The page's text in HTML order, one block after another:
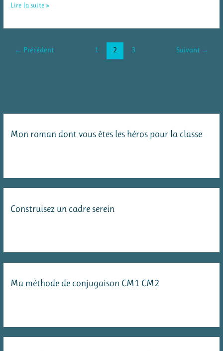
Fête
Lire la suite »
← Précédent 1 2 3 Suivant →
Mon roman dont vous êtes les héros pour la classe
Construisez un cadre serein
Ma méthode de conjugaison CM1 CM2